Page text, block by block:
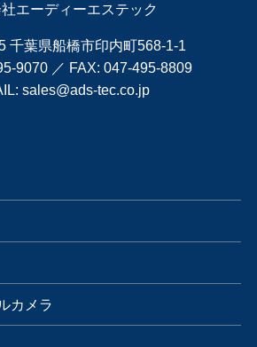
エーディーエステック
千葉県船橋市印内町568-1-1
9070／ FAX: 047-495-8809
sales@ads-tec.co.jp
カメラ